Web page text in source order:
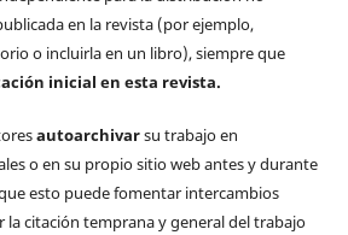
en la revista (por ejemplo,
o incluirla en un libro), siempre que
inicial en esta revista.
autoarchivarsu trabajo en
o en su propio sitio web antes y durante
esto puede fomentar intercambios
citación temprana y general del trabajo